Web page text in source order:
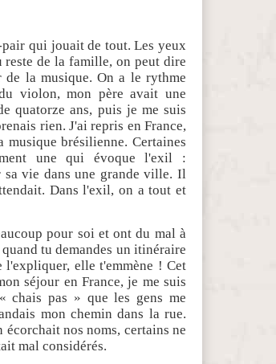
qui jouait de tout. Les yeux
reste de la famille, on peut dire
de la musique. On a le rythme
violon, mon père avait une
quatorze ans, puis je me suis
rien. J'ai repris en France,
brésilienne. Certaines
une qui évoque l'exil :
sa vie dans une grande ville. Il
Dans l'exil, on a tout et
pour soi et ont du mal à
tu demandes un itinéraire
l'expliquer, elle t'emmène ! Cet
séjour en France, je me suis
chais pas » que les gens me
mon chemin dans la rue.
nos noms, certains ne
mal considérés.